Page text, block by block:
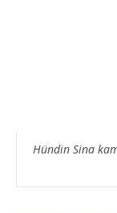
Hündin Sina